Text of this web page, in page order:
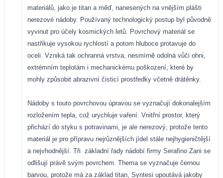
materiálů, jako je titan a měď, nanesených na vnějším plášti
nerezové nádoby. Používaný technologický postup byl původně
vyvinut pro účely kosmických letů. Povrchový materiál se
nastřikuje vysokou rychlostí a potom hluboce protavuje do
oceli. Vzniká tak ochranná vrstva, nesmírně odolná vůči ohni,
extrémním teplotám i mechanickému poškození, které by
mohly způsobit abrazivní čisticí prostředky včetně drátěnky.
Nádoby s touto povrchovou úpravou se vyznačují dokonalejším
rozložením tepla, což urychluje vaření. Vnitřní prostor, který
přichází do styku s potravinami, je ale nerezový, protože tento
materiál je pro přípravu nejrůznějších jídel stále nejhygieničtější
a nejvhodnější. Tři základní řady nádobí firmy Serafino Zani se
odlišují právě svým povrchem. Thema se vyznačuje černou
barvou, protože má za základ titan, Syntesi upoutává jakoby